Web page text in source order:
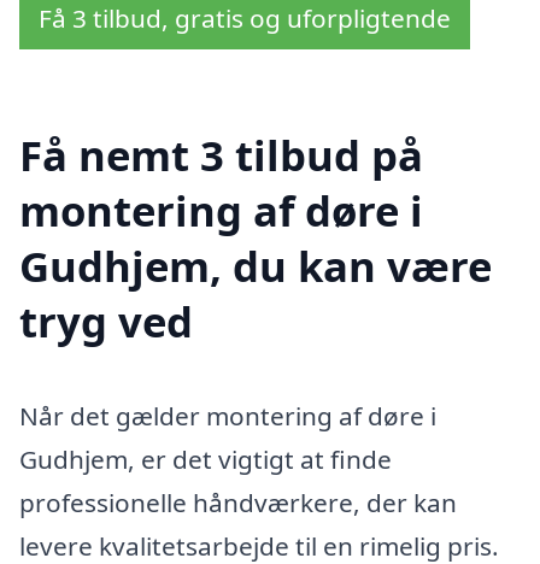
Få 3 tilbud, gratis og uforpligtende
Få nemt 3 tilbud på
montering af døre i
Gudhjem, du kan være
tryg ved
Når det gælder montering af døre i
Gudhjem, er det vigtigt at finde
professionelle håndværkere, der kan
levere kvalitetsarbejde til en rimelig pris.